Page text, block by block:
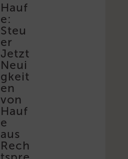
Hauf
e:
Steu
er
Jetzt
Neui
gkeit
en
von
Hauf
e
aus
Rech